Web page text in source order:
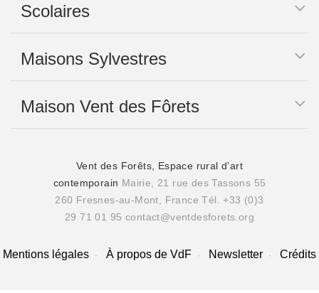
Scolaires
Maisons Sylvestres
Maison Vent des Fôrets
Vent des Forêts, Espace rural d’art
contemporain Mairie, 21 rue des Tassons 55
260 Fresnes-au-Mont, France Tél. +33 (0)3
29 71 01 95 contact@ventdesforets.org
Mentions légales À propos de VdF Newsletter Crédits